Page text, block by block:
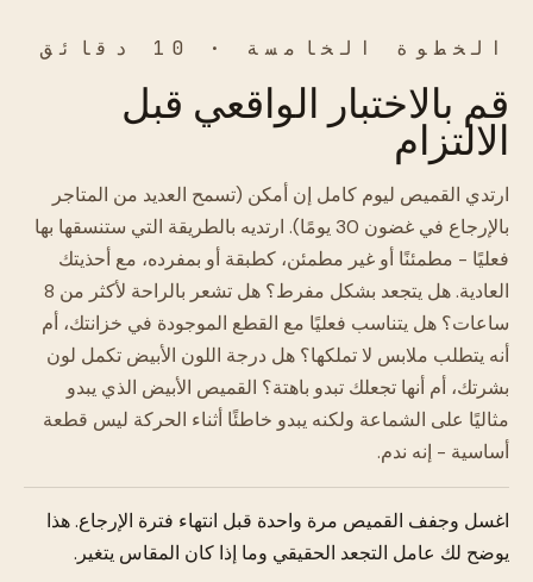
الخطوة الخامسة · 10 دقائق
قم بالاختبار الواقعي قبل
الالتزام
ارتدي القميص ليوم كامل إن أمكن (تسمح العديد من المتاجر
بالإرجاع في غضون 30 يومًا). ارتديه بالطريقة التي ستنسقها بها
فعليًا - مطمئنًا أو غير مطمئن، كطبقة أو بمفرده، مع أحذيتك
العادية. هل يتجعد بشكل مفرط؟ هل تشعر بالراحة لأكثر من 8
ساعات؟ هل يتناسب فعليًا مع القطع الموجودة في خزانتك، أم
أنه يتطلب ملابس لا تملكها؟ هل درجة اللون الأبيض تكمل لون
بشرتك، أم أنها تجعلك تبدو باهتة؟ القميص الأبيض الذي يبدو
مثاليًا على الشماعة ولكنه يبدو خاطئًا أثناء الحركة ليس قطعة
أساسية - إنه ندم.
اغسل وجفف القميص مرة واحدة قبل انتهاء فترة الإرجاع. هذا
يوضح لك عامل التجعد الحقيقي وما إذا كان المقاس يتغير.